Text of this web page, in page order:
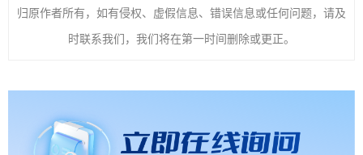
归原作者所有，如有侵权、虚假信息、错误信息或任何问题，请及
时联系我们，我们将在第一时间删除或更正。